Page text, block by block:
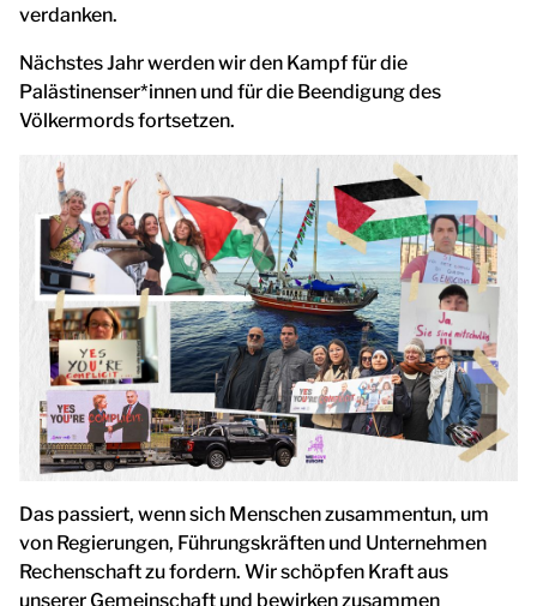
verdanken.
Nächstes Jahr werden wir den Kampf für die
Palästinenser*innen und für die Beendigung des
Völkermords fortsetzen.
Das passiert, wenn sich Menschen zusammentun, um
von Regierungen, Führungskräften und Unternehmen
Rechenschaft zu fordern. Wir schöpfen Kraft aus
unserer Gemeinschaft und bewirken zusammen